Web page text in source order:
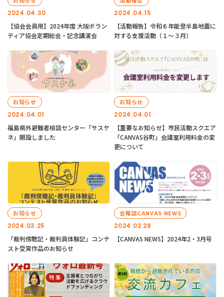
2024.04.30
【協会会員用】2024年度 大阪ボラン
ティア協会定期総会・記念講演会
2024.04.15
【活動報告】令和６年能登半島地震に
対する支援活動（１〜３月）
2024.04.01
お知らせ
福島県外避難者相談センター「サスケ
ネ」開設しました
2024.04.01
お知らせ
【重要なお知らせ】市民活動スクエア
「CANVAS谷町」会議室利用料金の変
更について
2024.03.25
お知らせ
「裁判傍聴記・裁判員体験記」コンテ
スト受賞作品のお知らせ
2024.02.28
会報誌CANVAS NEWS
【CANVAS NEWS】2024年2・3月号